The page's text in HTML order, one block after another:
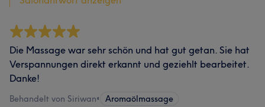
Die Massage war sehr schön und hat gut getan. Sie hat
Verspannungen direkt erkannt und geziehlt bearbeitet.
Danke!
Behandelt von Siriwan• Aromaölmassage